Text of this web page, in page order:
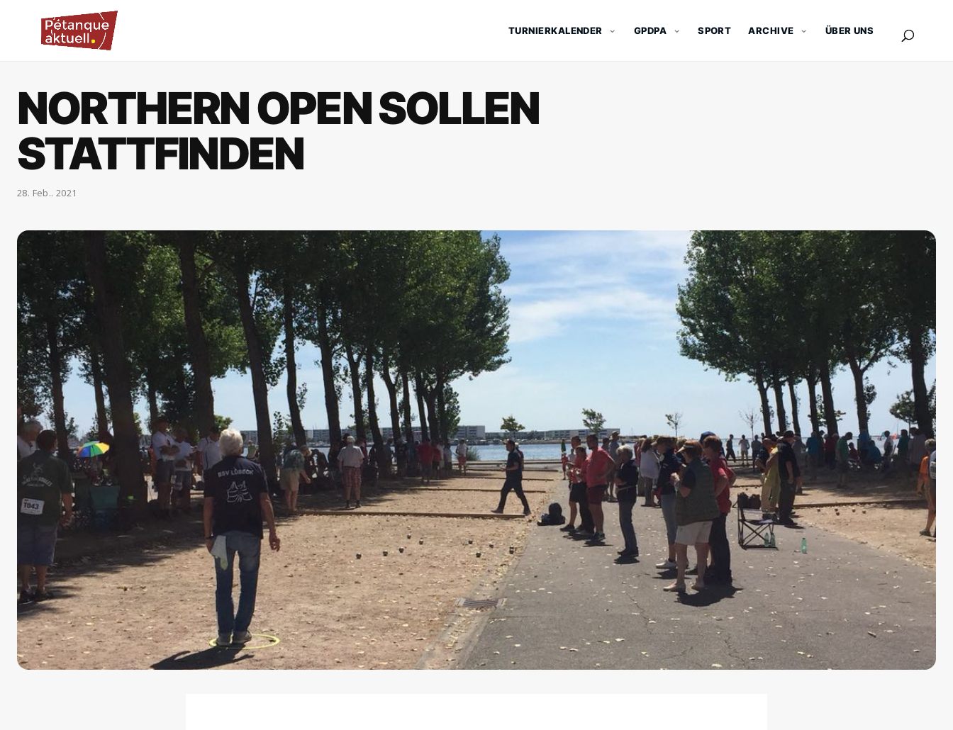
TURNIERKALENDER GPDPA SPORT ARCHIVE ÜBER UNS
NORTHERN OPEN SOLLEN
STATTFINDEN
28. Feb.. 2021